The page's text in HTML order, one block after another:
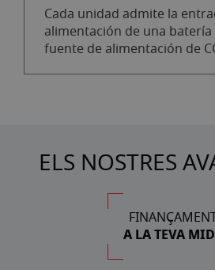
Cada unidad admite la
alimentación de una batería
fuente de alimentación de
ELS NOSTRES
A LA TEVA